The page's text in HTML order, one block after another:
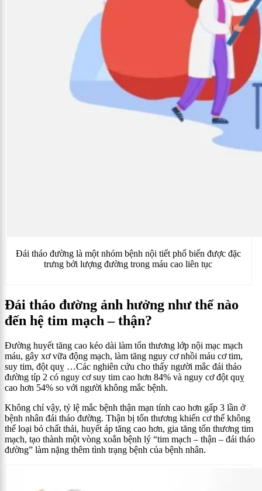
Đái tháo đường là một nhóm bệnh nội tiết phổ biến được đặc
trưng bởi lượng đường trong máu cao liên tục
Đái tháo đường ảnh hưởng như thế nào
đến hệ tim mạch – thận?
Đường huyết tăng cao kéo dài làm tổn thương lớp nội mạc mạch
máu, gây xơ vữa động mạch, làm tăng nguy cơ nhồi máu cơ tim,
suy tim, đột quỵ …Các nghiên cứu cho thấy người mắc đái tháo
đường típ 2 có nguy cơ suy tim cao hơn 84% và nguy cơ đột quỵ
cao hơn 54% so với người không mắc bệnh.
Không chỉ vậy, tỷ lệ mắc bệnh thận mạn tính cao hơn gấp 3 lần ở
bệnh nhân đái tháo đường. Thận bị tổn thương khiến cơ thể không
thể loại bỏ chất thải, huyết áp tăng cao hơn, gia tăng tổn thương tim
mạch, tạo thành một vòng xoắn bệnh lý “tim mạch – thận – đái tháo
đường” làm nặng thêm tình trạng bệnh của bệnh nhân.